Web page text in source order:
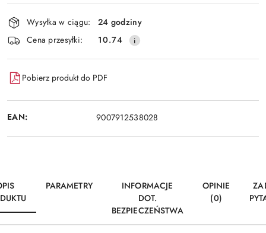
Wyślij
Dostępność
i
dostawa
Wysyłka w ciągu:
24 godziny
Cena przesyłki:
10.74
Pobierz produkt do PDF
EAN: 9007912538028
PARAMETRY
INFORMACJE
DOT.
BEZPIECZEŃSTWA
OPINIE
(0)